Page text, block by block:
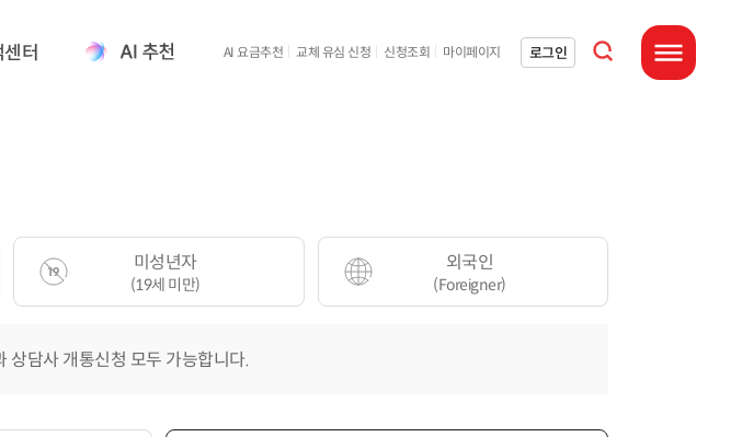
터 AI 요금추천 교체 유심 신청 신청조회 마이페이지 로그인
통합검색 열기
전체메뉴 열기
미성년자
(19세 미만)
외국인
(Foreigner)
상담사 개통신청 모두 가능합니다.